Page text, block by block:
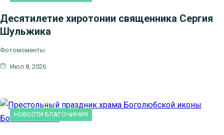
Десятилетие хиротонии священника Сергия
Шульжика
Фотомоменты
Июл 8, 2026
НОВОСТИ БЛАГОЧИНИЯ